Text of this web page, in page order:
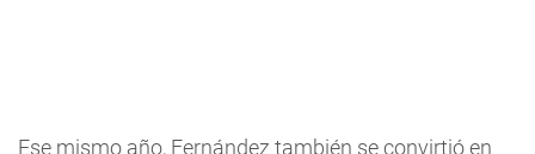
Ese mismo año, Fernández también se convirtió en